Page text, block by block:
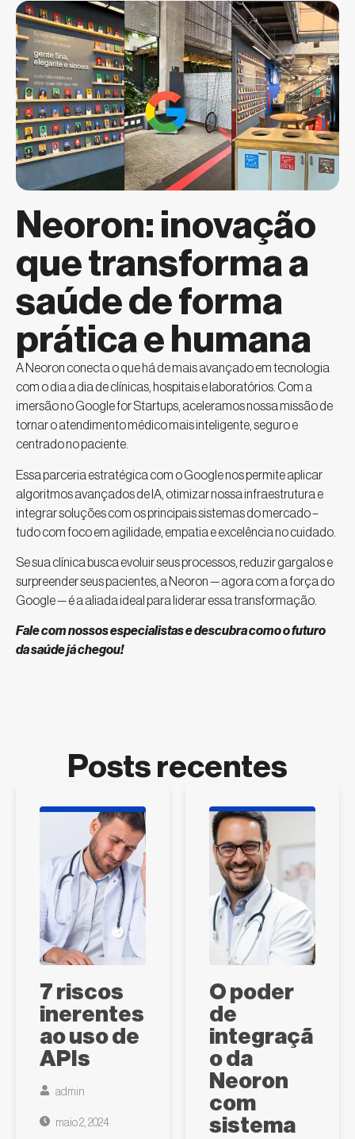
Neoron: inovação
que transforma a
saúde de forma
prática e humana
A Neoron conecta o que há de mais avançado em tecnologia
com o dia a dia de clínicas, hospitais e laboratórios. Com a
imersão no Google for Startups, aceleramos nossa missão de
tornar o atendimento médico mais inteligente, seguro e
centrado no paciente.
Essa parceria estratégica com o Google nos permite aplicar
algoritmos avançados de IA, otimizar nossa infraestrutura e
integrar soluções com os principais sistemas do mercado –
tudo com foco em agilidade, empatia e excelência no cuidado.
Se sua clínica busca evoluir seus processos, reduzir gargalos e
surpreender seus pacientes, a Neoron — agora com a força do
Google — é a aliada ideal para liderar essa transformação.
Fale com nossos especialistas e descubra como o futuro
da saúde já chegou!
Posts recentes
7 riscos
inerentes
ao uso de
APIs
admin
maio 2, 2024
O poder
de
integraçã
o da
Neoron
com
sistema